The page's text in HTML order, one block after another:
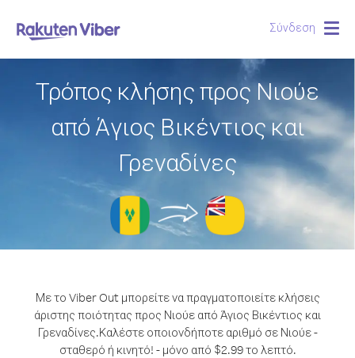
Σύνδεση
Τρόπος κλήσης προς Νιούε
από Άγιος Βικέντιος και
Γρεναδίνες
Με το Viber Out μπορείτε να πραγματοποιείτε κλήσεις
άριστης ποιότητας προς Νιούε από Άγιος Βικέντιος και
Γρεναδίνες.Καλέστε οποιονδήποτε αριθμό σε Νιούε -
σταθερό ή κινητό! - μόνο από $2.99 το λεπτό.